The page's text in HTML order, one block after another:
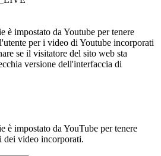
è impostato da Youtube per tenere
per i video di Youtube incorporati
se il visitatore del sito web sta
versione dell'interfaccia di
è impostato da YouTube per tenere
dei video incorporati.